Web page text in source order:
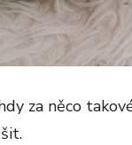
za něco